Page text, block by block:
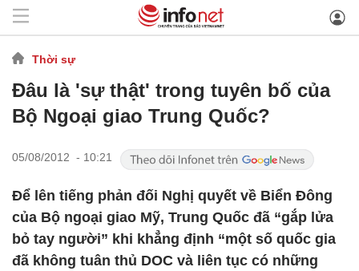
Thời sự
Đâu là 'sự thật' trong tuyên bố của
Bộ Ngoại giao Trung Quốc?
05/08/2012 - 10:21
Để lên tiếng phản đối Nghị quyết về Biển Đông
của Bộ ngoại giao Mỹ, Trung Quốc đã “gắp lửa
bỏ tay người” khi khẳng định “một số quốc gia
đã không tuân thủ DOC và liên tục có những